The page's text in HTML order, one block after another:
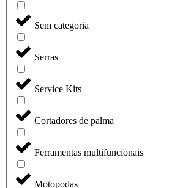
Sem categoria
Serras
Service Kits
Cortadores de palma
Ferramentas multifuncionais
Motopodas